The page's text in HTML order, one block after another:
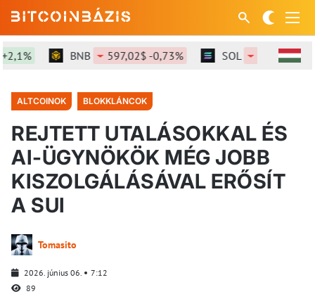
BNB 597,02$ -0,73% SOL 74,12$ 0%
ALTCOINOK BLOKKLÁNCOK
REJTETT UTALÁSOKKAL ÉS
AI-ÜGYNÖKÖK MÉG JOBB
KISZOLGÁLÁSÁVAL ERŐSÍT
A SUI
Tomasito
2026. június 06.
7:12
89